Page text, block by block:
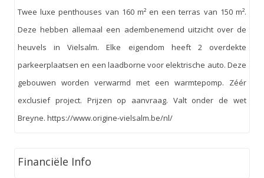
Twee luxe penthouses van 160 m² en een terras van 150 m².
Deze hebben allemaal een adembenemend uitzicht over de
heuvels in Vielsalm. Elke eigendom heeft 2 overdekte
parkeerplaatsen en een laadborne voor elektrische auto. Deze
gebouwen worden verwarmd met een warmtepomp. Zéér
exclusief project. Prijzen op aanvraag. Valt onder de wet
Breyne. https://www.origine-vielsalm.be/nl/
Financiële Info